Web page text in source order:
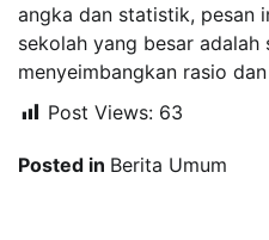
angka dan statistik, pesan
sekolah yang besar adalah
menyeimbangkan rasio
Post Views: 63
Posted in Berita Umum